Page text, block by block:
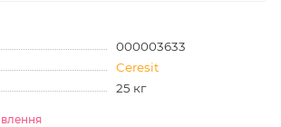
000003633
Ceresit
25 кг